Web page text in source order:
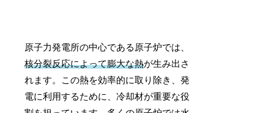
原子力発電所の中心である原子炉では、
核分裂反応によって膨大な熱が生み出さ
れます。この熱を効率的に取り除き、発
電に利用するために、冷却材が重要な役